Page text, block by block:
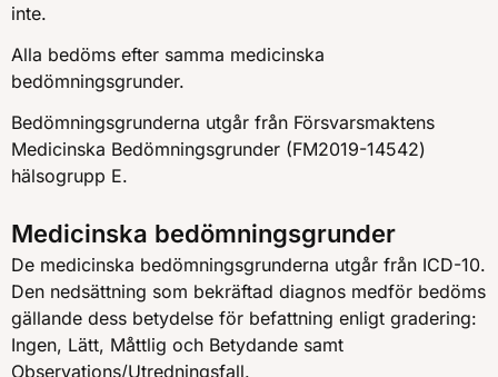
inte.
Alla bedöms efter samma medicinska
bedömningsgrunder.
Bedömningsgrunderna utgår från Försvarsmaktens
Medicinska Bedömningsgrunder (FM2019-14542)
hälsogrupp E.
Medicinska bedömningsgrunder
De medicinska bedömningsgrunderna utgår från ICD-10.
Den nedsättning som bekräftad diagnos medför bedöms
gällande dess betydelse för befattning enligt gradering:
Ingen, Lätt, Måttlig och Betydande samt
Observations/Utredningsfall.